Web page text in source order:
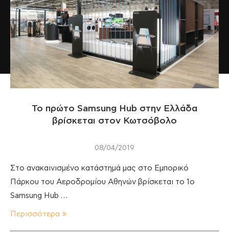
Το πρώτο Samsung Hub στην Ελλάδα
βρίσκεται στον Κωτσόβολο
08/04/2019
Στο ανακαινισμένο κατάστημά μας στο Εμπορικό
Πάρκου του Αεροδρομίου Αθηνών βρίσκεται το 1ο
Samsung Hub …
Περισσότερα